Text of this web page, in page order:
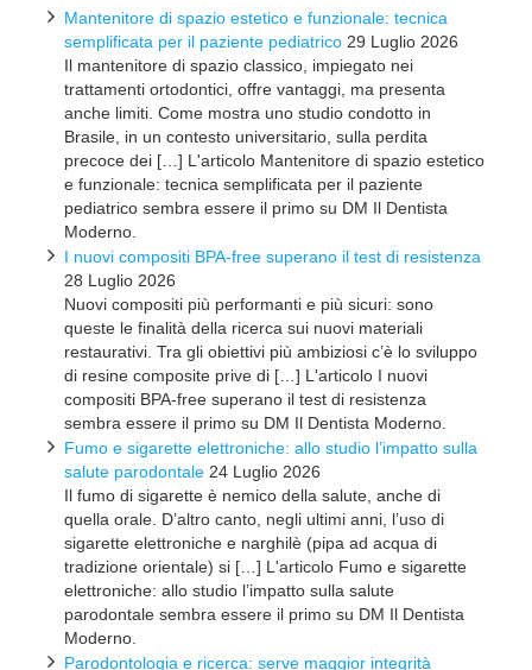
Mantenitore di spazio estetico e funzionale: tecnica
semplificata per il paziente pediatrico 29 Luglio 2026
Il mantenitore di spazio classico, impiegato nei
trattamenti ortodontici, offre vantaggi, ma presenta
anche limiti. Come mostra uno studio condotto in
Brasile, in un contesto universitario, sulla perdita
precoce dei […] L'articolo Mantenitore di spazio estetico
e funzionale: tecnica semplificata per il paziente
pediatrico sembra essere il primo su DM Il Dentista
Moderno.
I nuovi compositi BPA-free superano il test di resistenza
28 Luglio 2026
Nuovi compositi più performanti e più sicuri: sono
queste le finalità della ricerca sui nuovi materiali
restaurativi. Tra gli obiettivi più ambiziosi c’è lo sviluppo
di resine composite prive di […] L'articolo I nuovi
compositi BPA-free superano il test di resistenza
sembra essere il primo su DM Il Dentista Moderno.
Fumo e sigarette elettroniche: allo studio l’impatto sulla
salute parodontale 24 Luglio 2026
Il fumo di sigarette è nemico della salute, anche di
quella orale. D’altro canto, negli ultimi anni, l’uso di
sigarette elettroniche e narghilè (pipa ad acqua di
tradizione orientale) si […] L'articolo Fumo e sigarette
elettroniche: allo studio l’impatto sulla salute
parodontale sembra essere il primo su DM Il Dentista
Moderno.
Parodontologia e ricerca: serve maggior integrità